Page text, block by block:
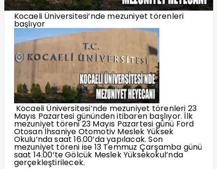
Kocaeli Üniversitesi’nde mezuniyet törenleri
başlıyor
Kocaeli Üniversitesi’nde mezuniyet törenleri 23
Mayıs Pazartesi gününden itibaren başlıyor. İlk
mezuniyet töreni 23 Mayıs Pazartesi günü Ford
Otosan İhsaniye Otomotiv Meslek Yüksek
Okulu’nda saat 16.00’da yapılacak. Son
mezuniyet töreni ise 13 Temmuz Çarşamba günü
saat 14.00’te Gölcük Meslek Yüksekokul’nda
gerçekleştirilecek.